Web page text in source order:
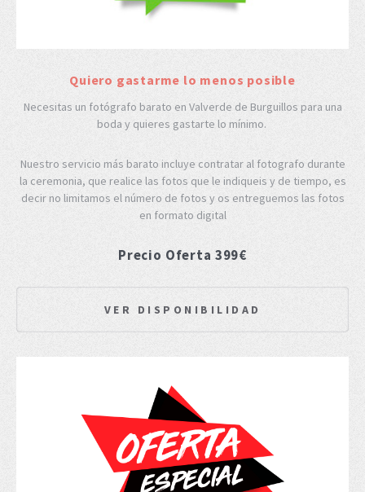
Quiero gastarme lo menos posible
Necesitas un fotógrafo barato en Valverde de Burguillos para una
boda y quieres gastarte lo mínimo.
Nuestro servicio más barato incluye contratar al fotografo durante
la ceremonia, que realice las fotos que le indiqueis y de tiempo, es
decir no limitamos el número de fotos y os entreguemos las fotos
en formato digital
Precio Oferta 399€
VER DISPONIBILIDAD